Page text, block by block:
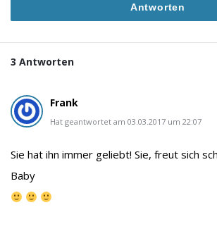
Antworten
3 Antworten
Frank
Hat geantwortet am 03.03.2017 um 22:07
Sie hat ihn immer geliebt! Sie, freut sich
Baby